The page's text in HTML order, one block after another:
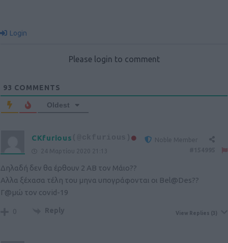
Login
Please login to comment
93 COMMENTS
Oldest
CKfurious
Noble Member
24 Μαρτίου 2020 21:13
Δηλαδή δεν θα έρθουν 2 AB τον Μάιο??
Αλλα ξέχασα τέλη του μηνα υπογράφονται οι Bel@Des??
Γ@μώ τον covid-19
0 Reply View Replies (3)